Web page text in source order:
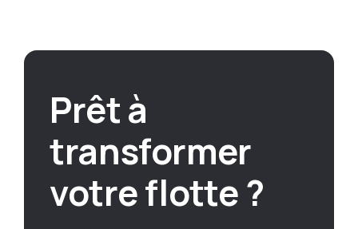
Prêt à
transformer
votre flotte ?